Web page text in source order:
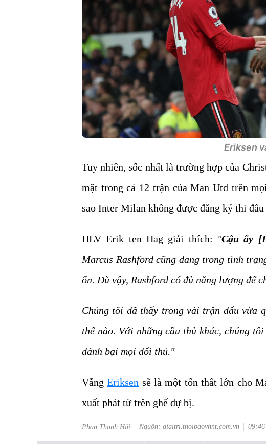
Eriksen
Tuy nhiên, sốc nhất là trường hợp của
mặt trong cả 12 trận của Man Utd trên
sao Inter Milan không được đăng ký thi đấu
HLV Erik ten Hag giải thích: "Cậu ấy
Marcus Rashford cũng đang trong tình
ổn. Dù vậy, Rashford có đủ năng lượng để
Chúng tôi đã thấy trong vài trận đấu vừa
thế nào. Với những cầu thủ khác, chúng
đánh bại mọi đối thủ."
VắngEriksen sẽ là một tổn thất lớn cho
xuất phát từ trên ghế dự bị.
Phan Thanh Hải Nguồn: giaitri.thoibaovhnt.com.vn